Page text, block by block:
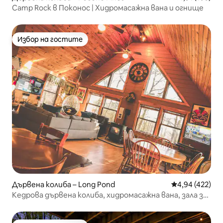
Camp Rock в Поконос | Хидромасажна вана и огнище
Избор на гостите
Избор на гостите
Дървена колиба – Long Pond Средна
4,94 (422)
Кедрова дървена колиба, хидромасажна вана, зала за